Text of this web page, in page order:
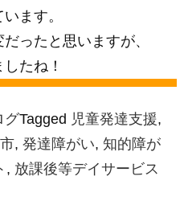
ます。
ったと思いますが、
たね！
グTagged 児童発達支援,
, 発達障がい, 知的障が
, 放課後等デイサービス